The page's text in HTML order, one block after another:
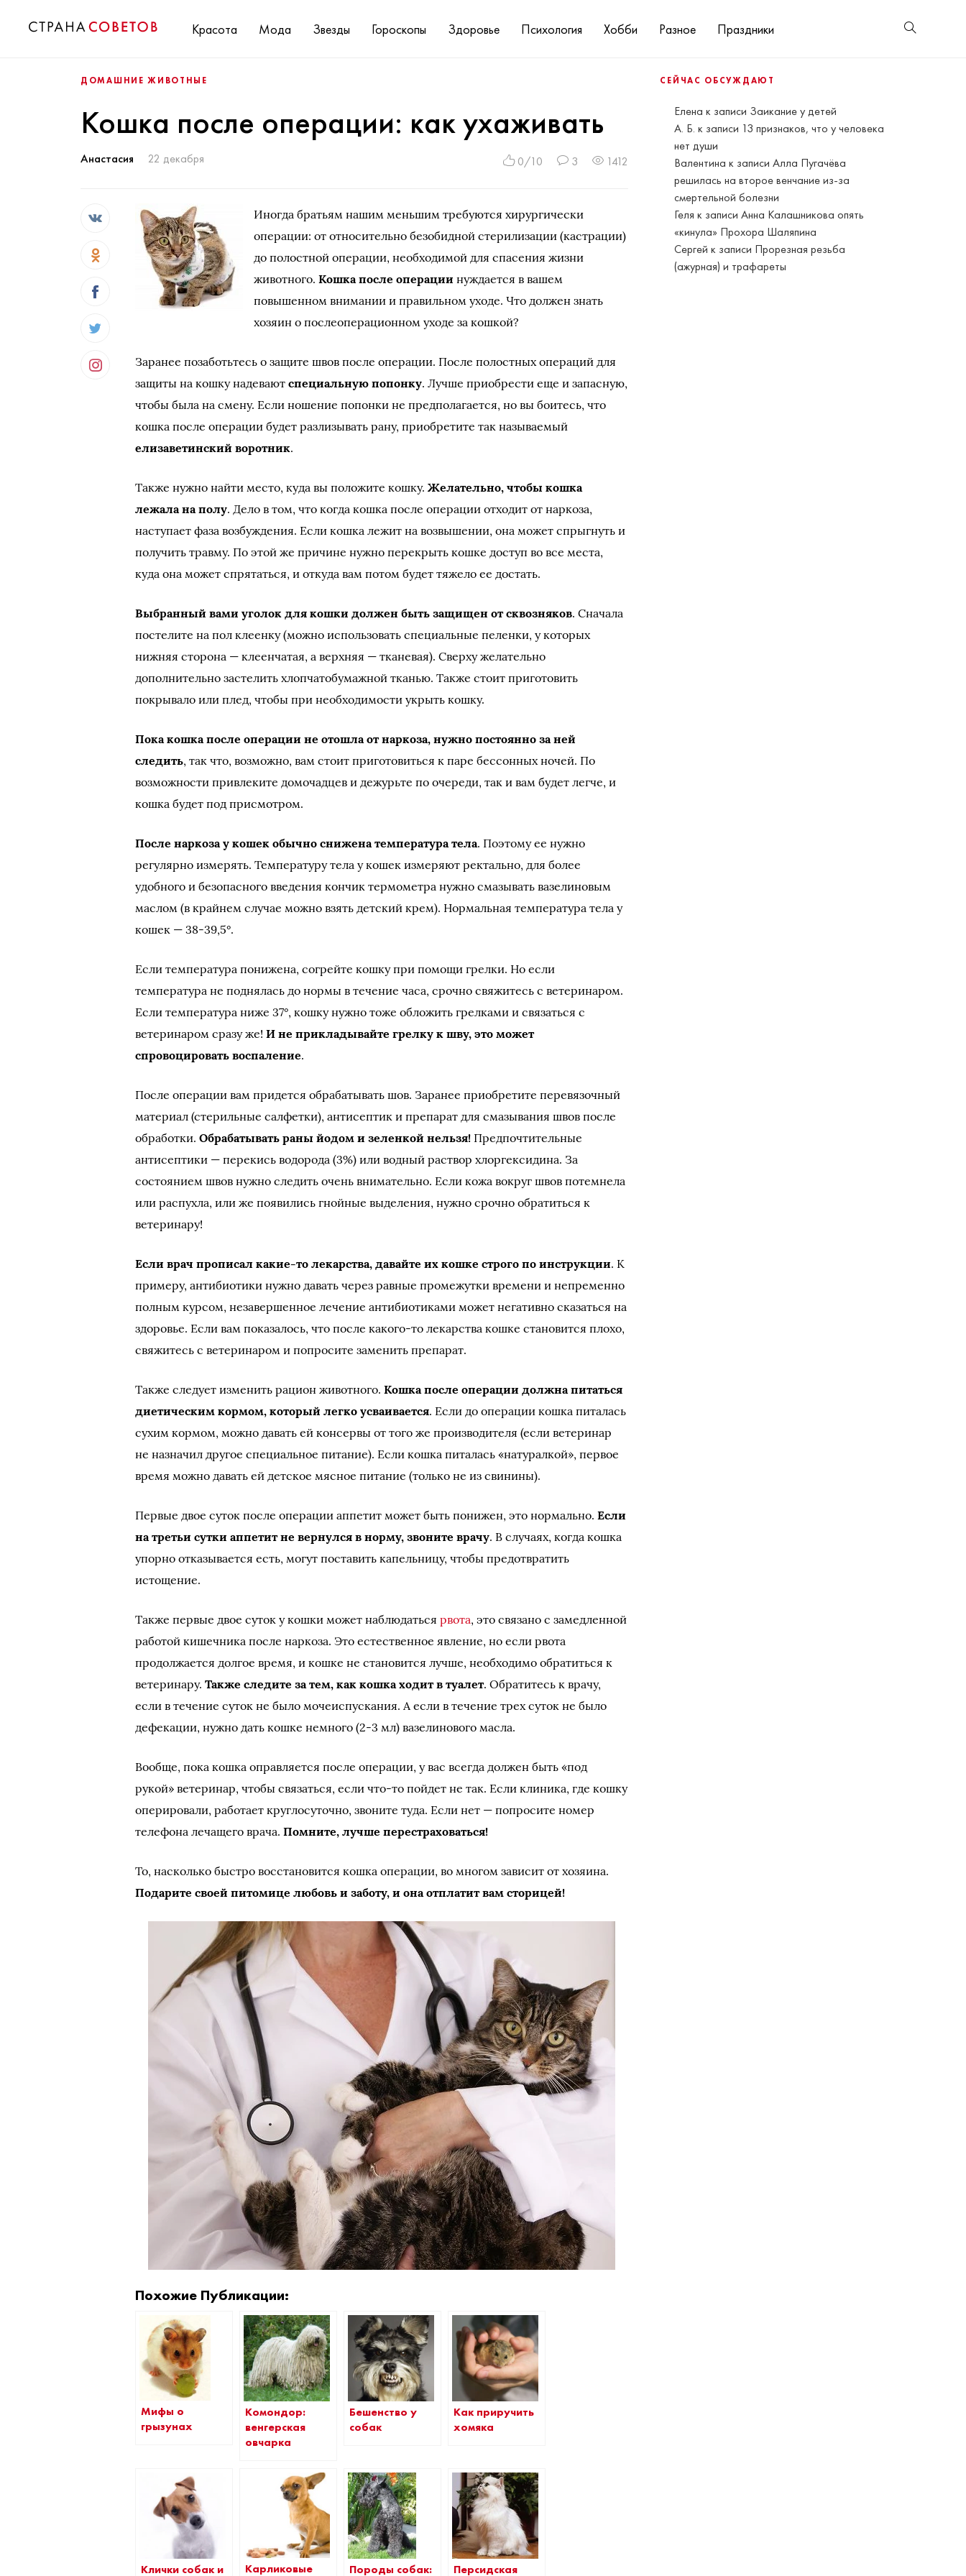
Красота Мода Звезды Гороскопы Здоровье Психология Хобби Разное Праздники
СЕЙЧАС ОБСУЖДАЮТ
Елена к записи Заикание у детей
А. Б. к записи 13 признаков, что у человека
нет души
Валентина к записиАлла Пугачёва
решилась на второе венчание из-за
смертельной болезни
Геля к записиАнна Калашникова опять
«кинула» Прохора Шаляпина
Сергей к записи Прорезная резьба
(ажурная) и трафареты
ДОМАШНИЕ ЖИВОТНЫЕ
Кошка после операции: как ухаживать
Анастасия 22 декабря 0/10 3 1412
Иногда братьям нашим меньшим требуются хирургически
операции: от относительно безобидной стерилизации (кастрации)
до полостной операции, необходимой для спасения жизни
животного.Кошка после операции нуждается в вашем
повышенном внимании и правильном уходе. Что должен знать
хозяин о послеоперационном уходе за кошкой?
Заранее позаботьтесь о защите швов после операции. После полостных операций для
защиты на кошку надеваютспециальную попонку. Лучше приобрести еще и запасную,
чтобы была на смену. Если ношение попонки не предполагается, но вы боитесь, что
кошка после операции будет разлизывать рану, приобретите так называемый
елизаветинский воротник.
Также нужно найти место, куда вы положите кошку.Желательно, чтобы кошка
лежала на полу. Дело в том, что когда кошка после операции отходит от наркоза,
наступает фаза возбуждения. Если кошка лежит на возвышении, она может спрыгнуть и
получить травму. По этой же причине нужно перекрыть кошке доступ во все места,
куда она может спрятаться, и откуда вам потом будет тяжело ее достать.
Выбранный вами уголок для кошки должен быть защищен от сквозняков. Сначала
постелите на пол клеенку (можно использовать специальные пеленки, у которых
нижняя сторона — клеенчатая, а верхняя — тканевая). Сверху желательно
дополнительно застелить хлопчатобумажной тканью. Также стоит приготовить
покрывало или плед, чтобы при необходимости укрыть кошку.
Пока кошка после операции не отошла от наркоза, нужно постоянно за ней
следить, так что, возможно, вам стоит приготовиться к паре бессонных ночей. По
возможности привлеките домочадцев и дежурьте по очереди, так и вам будет легче, и
кошка будет под присмотром.
После наркоза у кошек обычно снижена температура тела. Поэтому ее нужно
регулярно измерять. Температуру тела у кошек измеряют ректально, для более
удобного и безопасного введения кончик термометра нужно смазывать вазелиновым
маслом (в крайнем случае можно взять детский крем). Нормальная температура тела у
кошек — 38-39,5°.
Если температура понижена, согрейте кошку при помощи грелки. Но если
температура не поднялась до нормы в течение часа, срочно свяжитесь с ветеринаром.
Если температура ниже 37°, кошку нужно тоже обложить грелками и связаться с
ветеринаром сразу же!И не прикладывайте грелку к шву, это может
спровоцировать воспаление.
После операции вам придется обрабатывать шов. Заранее приобретите перевязочный
материал (стерильные салфетки), антисептик и препарат для смазывания швов после
обработки.Обрабатывать раны йодом и зеленкой нельзя! Предпочтительные
антисептики — перекись водорода (3%) или водный раствор хлоргексидина. За
состоянием швов нужно следить очень внимательно. Если кожа вокруг швов потемнела
или распухла, или же появились гнойные выделения, нужно срочно обратиться к
ветеринару!
Если врач прописал какие-то лекарства, давайте их кошке строго по инструкции. К
примеру, антибиотики нужно давать через равные промежутки времени и непременно
полным курсом, незавершенное лечение антибиотиками может негативно сказаться на
здоровье. Если вам показалось, что после какого-то лекарства кошке становится плохо,
свяжитесь с ветеринаром и попросите заменить препарат.
Также следует изменить рацион животного.Кошка после операции должна питаться
диетическим кормом, который легко усваивается. Если до операции кошка питалась
сухим кормом, можно давать ей консервы от того же производителя (если ветеринар
не назначил другое специальное питание). Если кошка питалась «натуралкой», первое
время можно давать ей детское мясное питание (только не из свинины).
Первые двое суток после операции аппетит может быть понижен, это нормально.Если
на третьи сутки аппетит не вернулся в норму, звоните врачу. В случаях, когда кошка
упорно отказывается есть, могут поставить капельницу, чтобы предотвратить
истощение.
Также первые двое суток у кошки может наблюдатьсярвота, это связано с замедленной
работой кишечника после наркоза. Это естественное явление, но если рвота
продолжается долгое время, и кошке не становится лучше, необходимо обратиться к
ветеринару.Также следите за тем, как кошка ходит в туалет. Обратитесь к врачу,
если в течение суток не было мочеиспускания. А если в течение трех суток не было
дефекации, нужно дать кошке немного (2-3 мл) вазелинового масла.
Вообще, пока кошка оправляется после операции, у вас всегда должен быть «под
рукой» ветеринар, чтобы связаться, если что-то пойдет не так. Если клиника, где кошку
оперировали, работает круглосуточно, звоните туда. Если нет — попросите номер
телефона лечащего врача.Помните, лучше перестраховаться!
То, насколько быстро восстановится кошка операции, во многом зависит от хозяина.
Подарите своей питомице любовь и заботу, и она отплатит вам сторицей!
Похожие Публикации:
Мифы о
грызунах
Комондор:
венгерская
овчарка
Бешенство у
собак
Как приручить
хомяка
Клички собак и Карликовые Породы собак: Персидская